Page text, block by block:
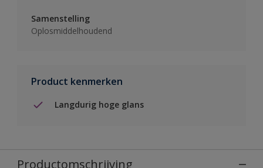
Samenstelling
Oplosmiddelhoudend
Product kenmerken
Langdurig hoge glans
Productomschrijving